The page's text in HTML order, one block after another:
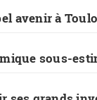
avenir à
sous-